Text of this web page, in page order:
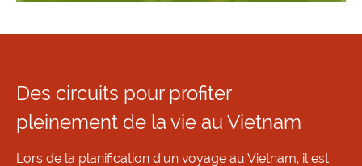
Des circuits pour profiter
pleinement de la vie au Vietnam
Lors de la planification d'un voyage au Vietnam, il est